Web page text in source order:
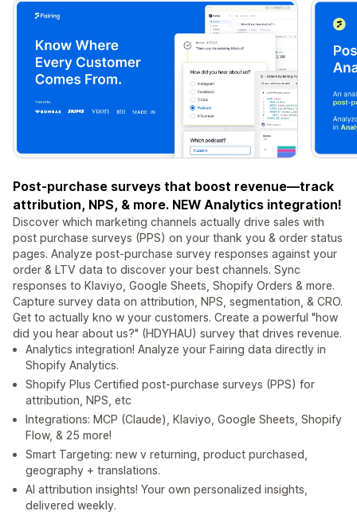
Post-purchase surveys that boost revenue—track
attribution, NPS, & more. NEW Analytics integration!
Discover which marketing channels actually drive sales with
post purchase surveys (PPS) on your thank you & order status
pages. Analyze post-purchase survey responses against your
order & LTV data to discover your best channels. Sync
responses to Klaviyo, Google Sheets, Shopify Orders & more.
Capture survey data on attribution, NPS, segmentation, & CRO.
Get to actually kno w your customers. Create a powerful "how
did you hear about us?" (HDYHAU) survey that drives revenue.
Analytics integration! Analyze your Fairing data directly in
Shopify Analytics.
Shopify Plus Certified post-purchase surveys (PPS) for
attribution, NPS, etc
Integrations: MCP (Claude), Klaviyo, Google Sheets, Shopify
Flow, & 25 more!
Smart Targeting: new v returning, product purchased,
geography + translations.
AI attribution insights! Your own personalized insights,
delivered weekly.